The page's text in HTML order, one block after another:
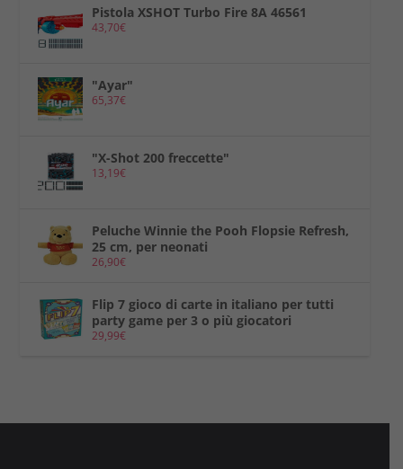
Pistola XSHOT Turbo Fire 8A 46561
43,70€
"Ayar"
65,37€
"X-Shot 200 freccette"
13,19€
Peluche Winnie the Pooh Flopsie Refresh,
25 cm, per neonati
26,90€
Flip 7 gioco di carte in italiano per tutti
party game per 3 o più giocatori
29,99€